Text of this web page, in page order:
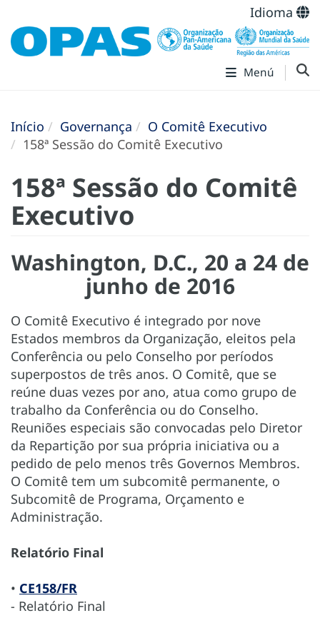
Idioma
Menú
Início Governança
O Comitê Executivo
158ª Sessão do Comitê Executivo
158ª Sessão do Comitê
Executivo
Washington, D.C., 20 a 24 de
junho de 2016
O Comitê Executivo é integrado por nove
Estados membros da Organização, eleitos pela
Conferência ou pelo Conselho por períodos
superpostos de três anos. O Comitê, que se
reúne duas vezes por ano, atua como grupo de
trabalho da Conferência ou do Conselho.
Reuniões especiais são convocadas pelo Diretor
da Repartição por sua própria iniciativa ou a
pedido de pelo menos três Governos Membros.
O Comitê tem um subcomitê permanente, o
Subcomitê de Programa, Orçamento e
Administração.
Relatório Final
• CE158/FR
- Relatório Final